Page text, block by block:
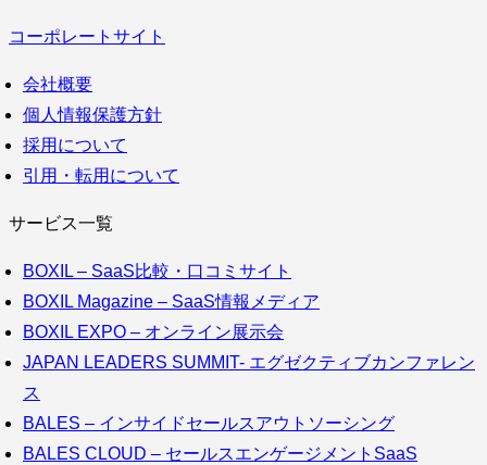
コーポレートサイト
会社概要
個人情報保護方針
採用について
引用・転用について
サービス一覧
BOXIL – SaaS比較・口コミサイト
BOXIL Magazine – SaaS情報メディア
BOXIL EXPO – オンライン展示会
JAPAN LEADERS SUMMIT- エグゼクティブカンファレン
ス
BALES – インサイドセールスアウトソーシング
BALES CLOUD – セールスエンゲージメントSaaS